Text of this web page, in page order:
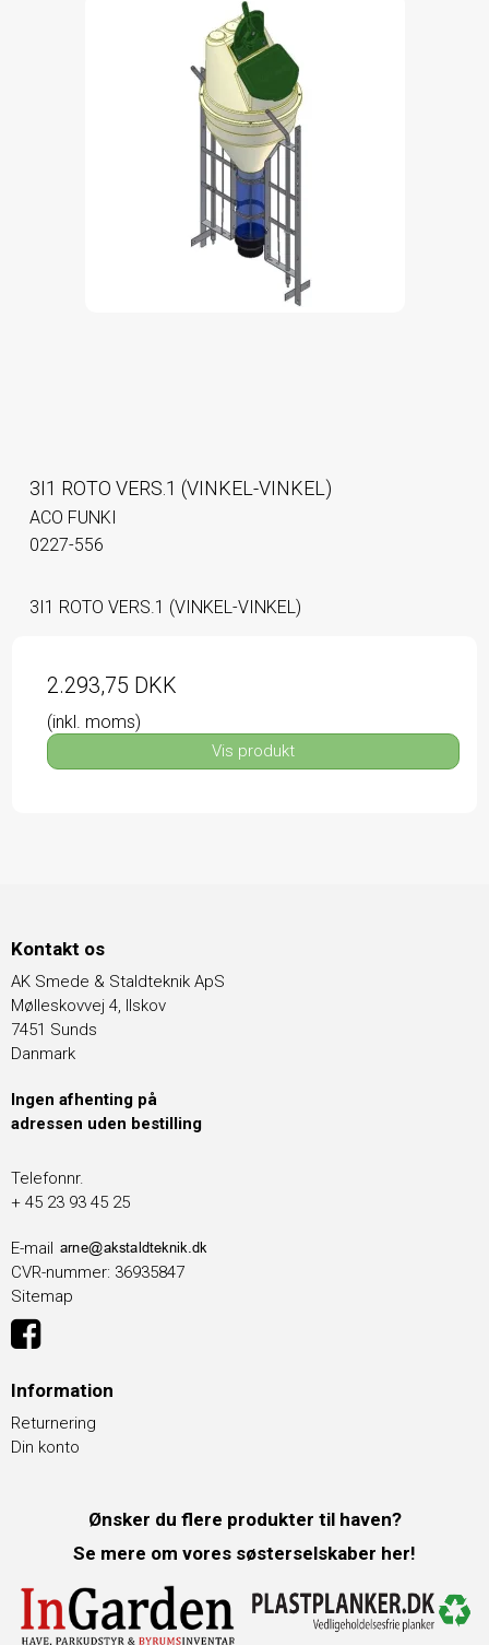
3I1 ROTO VERS.1 (VINKEL-VINKEL)
ACO FUNKI
0227-556
3I1 ROTO VERS.1 (VINKEL-VINKEL)
2.293,75 DKK
(inkl. moms)
Vis produkt
Kontakt os
AK Smede & Staldteknik ApS
Mølleskovvej 4, Ilskov
7451 Sunds
Danmark
Ingen afhenting på
adressen uden bestilling
Telefonnr.
+ 45 23 93 45 25
E-mail
CVR-nummer: 36935847
Sitemap
Information
Returnering
Din konto
Ønsker du flere produkter til haven?
Se mere om vores søsterselskaber her!